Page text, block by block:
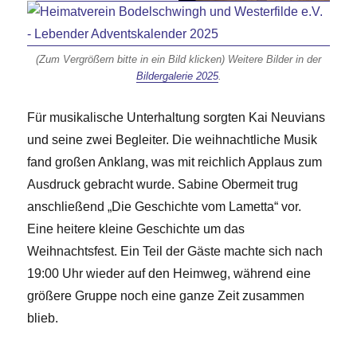
(Zum Vergrößern bitte in ein Bild klicken) Weitere Bilder in der
Bildergalerie 2025.
Für musikalische Unterhaltung sorgten Kai Neuvians
und seine zwei Begleiter. Die weihnachtliche Musik
fand großen Anklang, was mit reichlich Applaus zum
Ausdruck gebracht wurde. Sabine Obermeit trug
anschließend „Die Geschichte vom Lametta“ vor.
Eine heitere kleine Geschichte um das
Weihnachtsfest. Ein Teil der Gäste machte sich nach
19:00 Uhr wieder auf den Heimweg, während eine
größere Gruppe noch eine ganze Zeit zusammen
blieb.